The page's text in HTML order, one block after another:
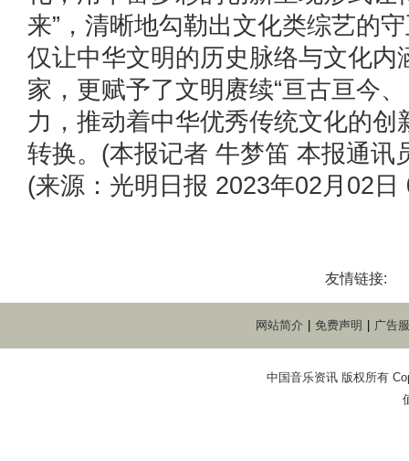
来”，清晰地勾勒出文化类综艺的
仅让中华文明的历史脉络与文化内
家，更赋予了文明赓续“亘古亘今
力，推动着中华优秀传统文化的创
转换。(本报记者 牛梦笛 本报
(来源：光明日报 2023年02月02日
友情链接:
网站简介 免费声明 广告
中国音乐资讯 版权所有